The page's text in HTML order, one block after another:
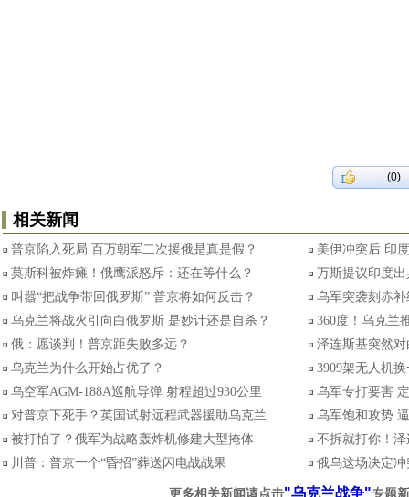
(0)
相关新闻
普京陷入死局 百万朝军二次援俄是真是假？
美伊冲突后 印
莫斯科被炸瘫！俄鹰派怒斥：还在等什么？
万斯提议印度
叫嚣“把战争带回俄罗斯” 普京将如何反击？
乌军突袭刻赤
乌克兰将战火引向白俄罗斯 是妙计还是自杀？
360度！乌克兰
俄：愿谈判！普京距失败多远？
泽连斯基突然
乌克兰为什么开始占优了？
3909架无人机
乌空军AGM-188A巡航导弹 射程超过930公里
乌军专打要害
对普京下死手？英国试射远程武器援助乌克兰
乌军饱和攻势
被打怕了？俄军为战略轰炸机修建大型掩体
不拆就打你！
川普：普京一个“昏招”葬送闪电战战果
俄乌这场决定
更多相关新闻请点击"乌克兰战争"专题